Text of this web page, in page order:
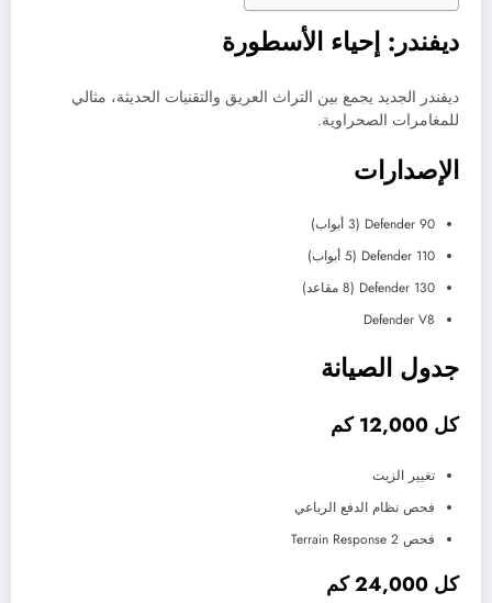
ديفندر: إحياء الأسطورة
ديفندر الجديد يجمع بين التراث العريق والتقنيات الحديثة، مثالي
للمغامرات الصحراوية.
الإصدارات
Defender 90 (3 أبواب)
Defender 110 (5 أبواب)
Defender 130 (8 مقاعد)
Defender V8
جدول الصيانة
كل 12,000 كم
تغيير الزيت
فحص نظام الدفع الرباعي
فحص Terrain Response 2
كل 24,000 كم